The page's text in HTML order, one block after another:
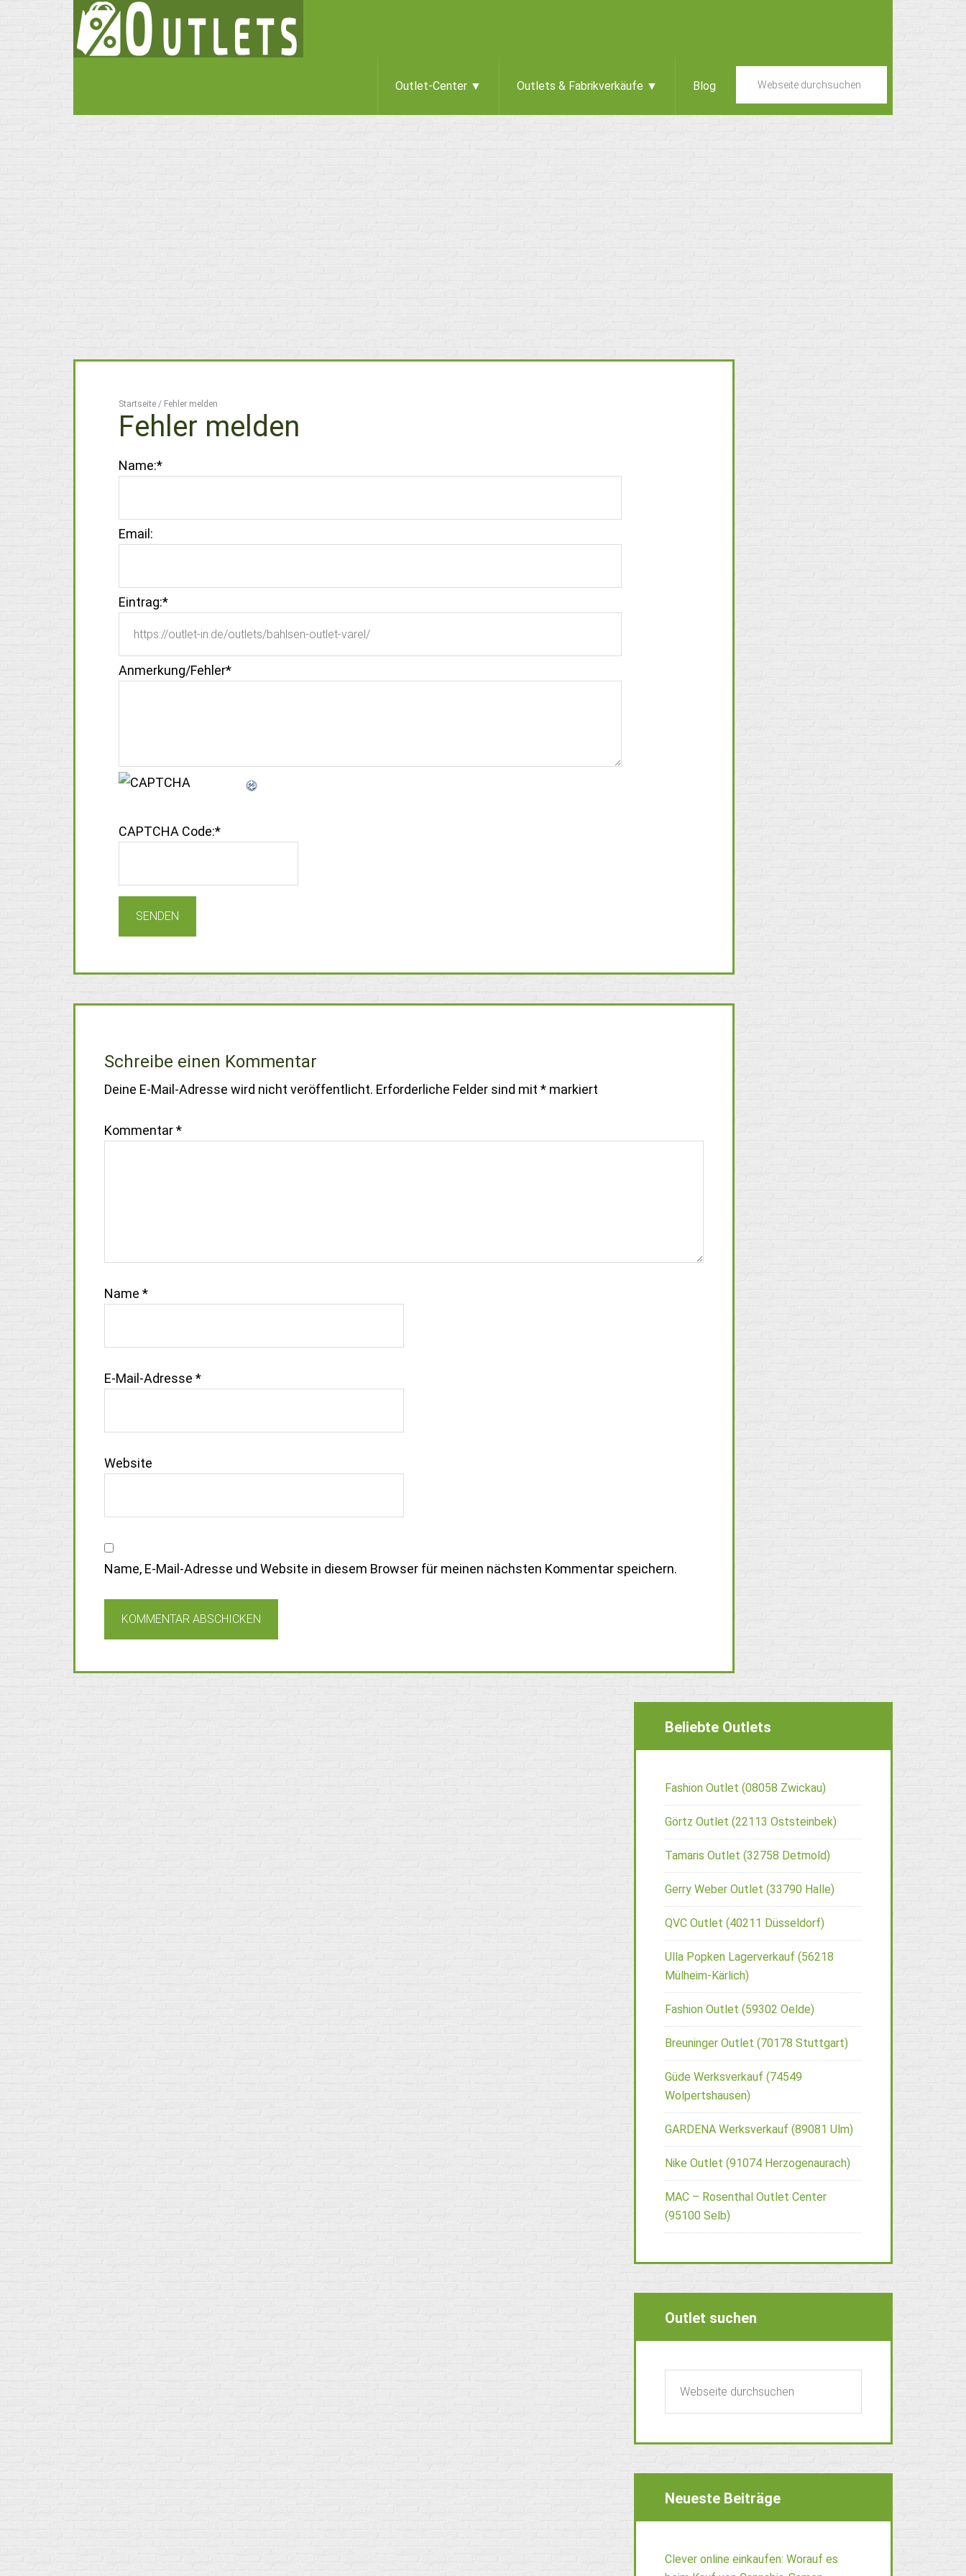
Outlet-Center ▼ Outlets & Fabrikverkäufe ▼ Blog
Startseite / Fehler melden
Fehler melden
Name:*
Email:
Eintrag:*
Anmerkung/Fehler*
CAPTCHA Code:*
Schreibe einen Kommentar
Deine E-Mail-Adresse wird nicht veröffentlicht. Erforderliche Felder sind mit * markiert
Kommentar*
Name *
E-Mail-Adresse *
Website
Name, E-Mail-Adresse und Website in diesem Browser für meinen nächsten Kommentar speichern.
Beliebte Outlets
Fashion Outlet (08058 Zwickau)
Görtz Outlet (22113 Oststeinbek)
Tamaris Outlet (32758 Detmold)
Gerry Weber Outlet (33790 Halle)
QVC Outlet (40211 Düsseldorf)
Ulla Popken Lagerverkauf (56218
Mülheim-Kärlich)
Fashion Outlet (59302 Oelde)
Breuninger Outlet (70178 Stuttgart)
Güde Werksverkauf (74549
Wolpertshausen)
GARDENA Werksverkauf (89081 Ulm)
Nike Outlet (91074 Herzogenaurach)
MAC – Rosenthal Outlet Center
(95100 Selb)
Outlet suchen
Neueste Beiträge
Clever online einkaufen: Worauf es